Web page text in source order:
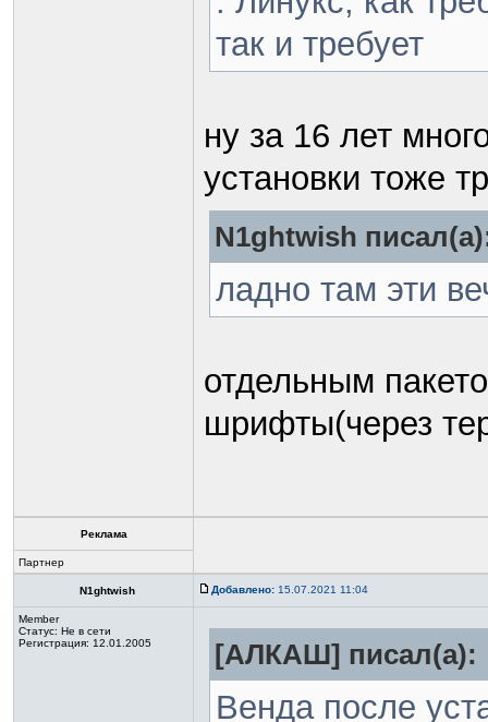
так и требует
ну за 16 лет
установки тоже
N1ghtwish
ладно там эти
отдельным
шрифты(через
Реклама
Партнер
N1ghtwish Добавлено: 15.07.2021 11:04
Member
Статус: Не в сети
Регистрация: 12.01.2005
[АЛКАШ] писал(а):
Венда после